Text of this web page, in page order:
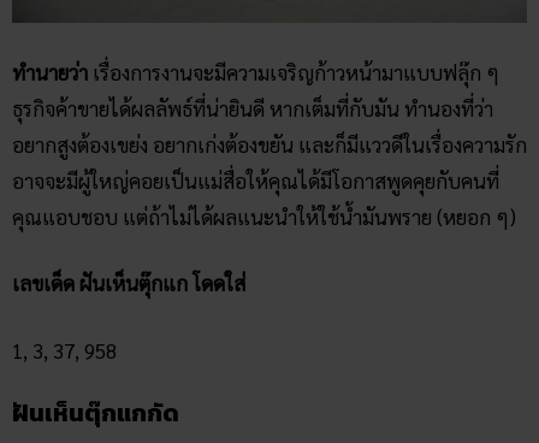
ทำนายว่า เรื่องการงานจะมีความเจริญก้าวหน้ามาแบบฟลุ๊ก ๆ
ธุรกิจค้าขายได้ผลลัพธ์ที่น่ายินดี หากเต็มที่กับมัน ทำนองที่ว่า
อยากสูงต้องเขย่ง อยากเก่งต้องขยัน และก็มีแววดีในเรื่องความรัก
อาจจะมีผู้ใหญ่คอยเป็นแม่สื่อให้คุณได้มีโอกาสพูดคุยกับคนที่
คุณแอบชอบ แต่ถ้าไม่ได้ผลแนะนำให้ใช้น้ำมันพราย (หยอก ๆ)
เลขเด็ด ฝันเห็นตุ๊กแก โดดใส่
1, 3, 37, 958
ฝันเห็นตุ๊กแกกัด